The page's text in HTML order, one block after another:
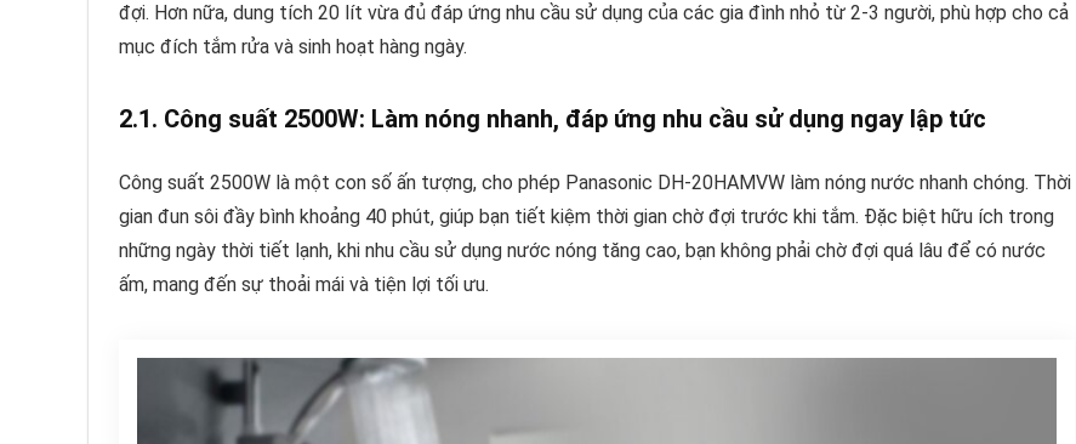
đợi. Hơn nữa, dung tích 20 lít vừa đủ đáp ứng nhu cầu sử dụng của các gia đình nhỏ từ 2-3 người, phù hợp cho cả
mục đích tắm rửa và sinh hoạt hàng ngày.
2.1. Công suất 2500W: Làm nóng nhanh, đáp ứng nhu cầu sử dụng ngay lập tức
Công suất 2500W là một con số ấn tượng, cho phép Panasonic DH-20HAMVW làm nóng nước nhanh chóng. Thời
gian đun sôi đầy bình khoảng 40 phút, giúp bạn tiết kiệm thời gian chờ đợi trước khi tắm. Đặc biệt hữu ích trong
những ngày thời tiết lạnh, khi nhu cầu sử dụng nước nóng tăng cao, bạn không phải chờ đợi quá lâu để có nước
ấm, mang đến sự thoải mái và tiện lợi tối ưu.